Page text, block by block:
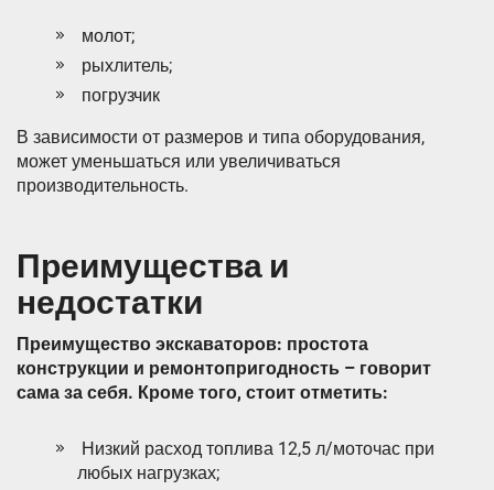
молот;
рыхлитель;
погрузчик
В зависимости от размеров и типа оборудования,
может уменьшаться или увеличиваться
производительность.
Преимущества и
недостатки
Преимущество экскаваторов: простота
конструкции и ремонтопригодность – говорит
сама за себя. Кроме того, стоит отметить:
Низкий расход топлива 12,5 л/моточас при
любых нагрузках;